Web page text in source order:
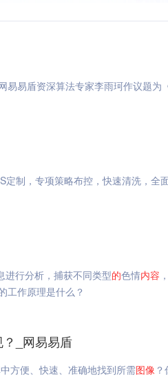
易易盾资深算法专家李雨珂作议题为
定制，专项策略布控，快速清洗，全
进行分析，捕获不同类型的色情内容
工作原理是什么？
_网易易盾
方便、快速、准确地找到所需图像